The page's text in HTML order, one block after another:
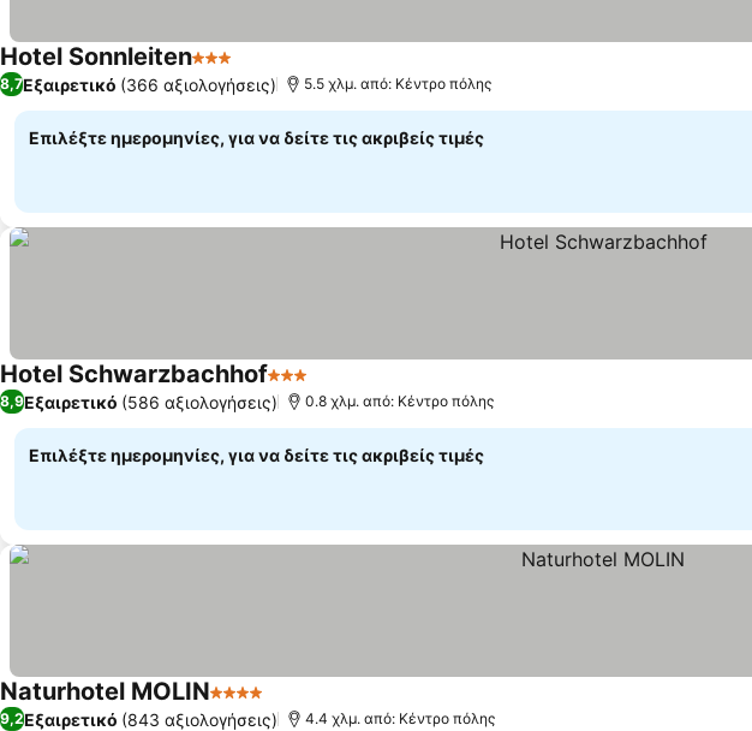
Hotel Sonnleiten3 Αστέρια
8,7Εξαιρετικό (366 αξιολογήσεις) 5.5 χλμ. από: Κέντρο πόλης
Επιλέξτε ημερομηνίες, για να δείτε τις ακριβείς τιμές
Hotel Schwarzbachhof3 Αστέρια
8,9Εξαιρετικό (586 αξιολογήσεις) 0.8 χλμ. από: Κέντρο πόλης
Επιλέξτε ημερομηνίες, για να δείτε τις ακριβείς τιμές
Naturhotel MOLIN4 Αστέρια
9,2Εξαιρετικό (843 αξιολογήσεις) 4.4 χλμ. από: Κέντρο πόλης